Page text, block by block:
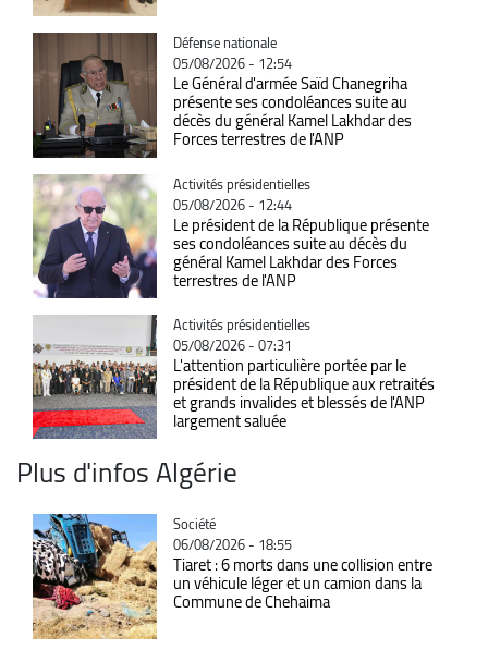
Catégorie
Défense nationale
05/08/2026 - 12:54
Le Général d'armée Saïd Chanegriha
présente ses condoléances suite au
décès du général Kamel Lakhdar des
Forces terrestres de l'ANP
Catégorie
Activités présidentielles
05/08/2026 - 12:44
Le président de la République présente
ses condoléances suite au décès du
général Kamel Lakhdar des Forces
terrestres de l'ANP
Catégorie
Activités présidentielles
05/08/2026 - 07:31
L'attention particulière portée par le
président de la République aux retraités
et grands invalides et blessés de l'ANP
largement saluée
Plus d'infos Algérie
Catégorie
Société
06/08/2026 - 18:55
Tiaret : 6 morts dans une collision entre
un véhicule léger et un camion dans la
Commune de Chehaima